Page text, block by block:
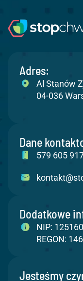
Adres:
Al Stanów
04-036
Dane
579 605
Dodatkowe
NIP:
REGON:
Jesteśmy